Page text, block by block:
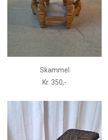
Skammel
Kr. 350,-